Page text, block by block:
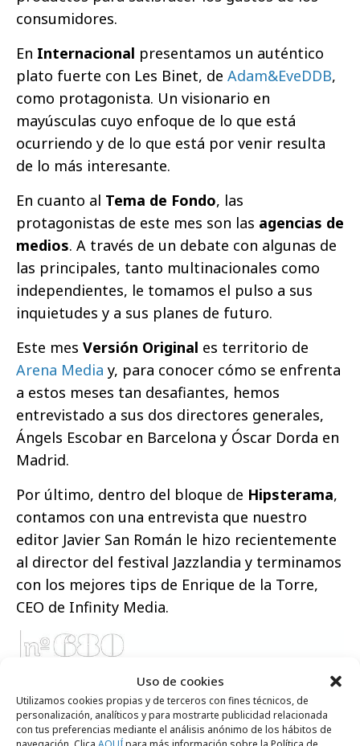
Uso de cookies
Utilizamos cookies propias y de terceros con fines técnicos, de
personalización, analíticos y para mostrarte publicidad relacionada
con tus preferencias mediante el análisis anónimo de los hábitos de
navegación. Clica AQUÍpara más información sobre la Política de
consumidores.
En Internacional presentamos un auténtico
plato fuerte con Les Binet, de Adam&EveDDB,
como protagonista. Un visionario en
mayúsculas cuyo enfoque de lo que está
ocurriendo y de lo que está por venir resulta
de lo más interesante.
En cuanto al Tema de Fondo, las
protagonistas de este mes son las agencias de
medios. A través de un debate con algunas de
las principales, tanto multinacionales como
independientes, le tomamos el pulso a sus
inquietudes y a sus planes de futuro.
Este mes Versión Original es territorio de
Arena Media y, para conocer cómo se enfrenta
a estos meses tan desafiantes, hemos
entrevistado a sus dos directores generales,
Ángels Escobar en Barcelona y Óscar Dorda en
Madrid.
Por último, dentro del bloque de Hipsterama,
contamos con una entrevista que nuestro
editor Javier San Román le hizo recientemente
al director del festival Jazzlandia y terminamos
con los mejores tips de Enrique de la Torre,
CEO de Infinity Media.